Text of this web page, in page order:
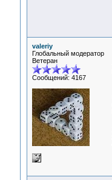
valeriy
Глобальный модератор
Ветеран
Сообщений: 4167